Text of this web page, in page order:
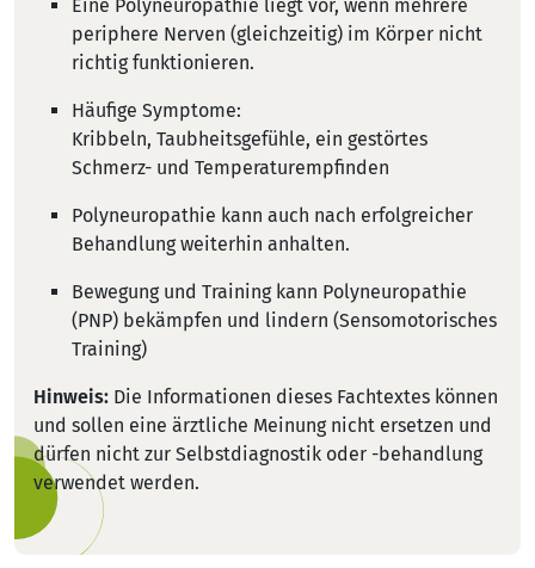
Eine Polyneuropathie liegt vor, wenn mehrere
periphere Nerven (gleichzeitig) im Körper nicht
richtig funktionieren.
Häufige Symptome:
Kribbeln, Taubheitsgefühle, ein gestörtes
Schmerz- und Temperaturempfinden
Polyneuropathie kann auch nach erfolgreicher
Behandlung weiterhin anhalten.
Bewegung und Training kann Polyneuropathie
(PNP) bekämpfen und lindern (Sensomotorisches
Training)
Hinweis: Die Informationen dieses Fachtextes können
und sollen eine ärztliche Meinung nicht ersetzen und
dürfen nicht zur Selbstdiagnostik oder -behandlung
verwendet werden.